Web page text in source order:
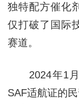
独特配方催化
仅打破了国际
赛道。
2024年1月
SAF适航证的